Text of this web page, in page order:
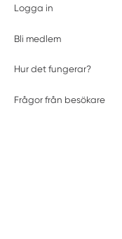
Logga in
Bli medlem
Hur det fungerar?
Frågor från besökare